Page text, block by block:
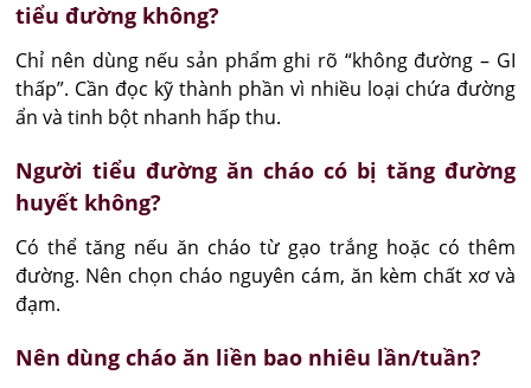
tiểu đường không?
Chỉ nên dùng nếu sản phẩm ghi rõ “không đường – GI
thấp”. Cần đọc kỹ thành phần vì nhiều loại chứa đường
ẩn và tinh bột nhanh hấp thu.
Người tiểu đường ăn cháo có bị tăng đường
huyết không?
Có thể tăng nếu ăn cháo từ gạo trắng hoặc có thêm
đường. Nên chọn cháo nguyên cám, ăn kèm chất xơ và
đạm.
Nên dùng cháo ăn liền bao nhiêu lần/tuần?